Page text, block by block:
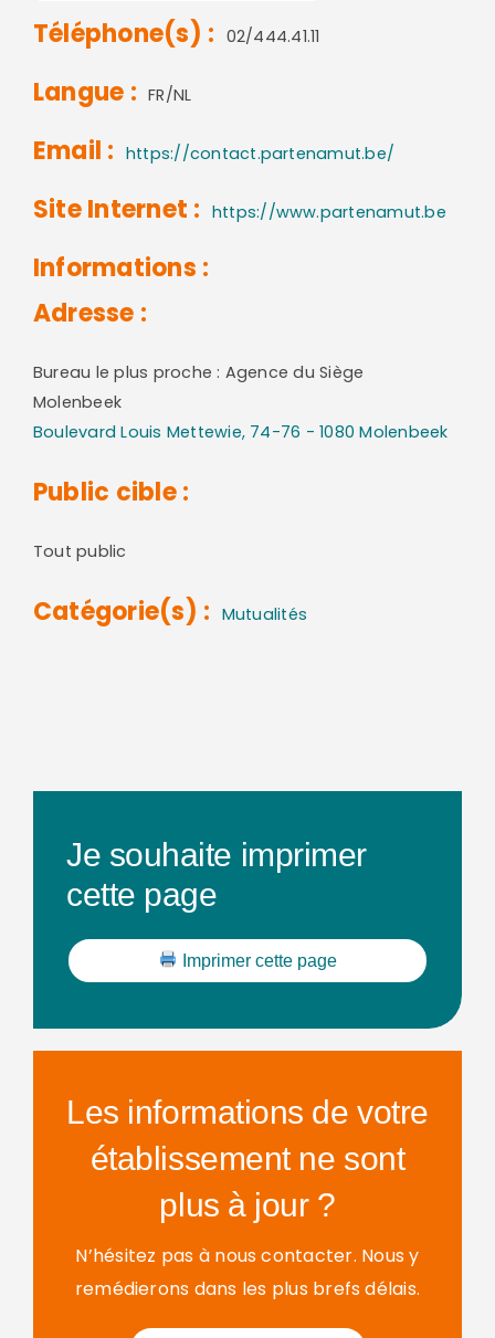
Téléphone(s) : 02/444.41.11
Langue : FR/NL
Email : https://contact.partenamut.be/
Site Internet : https://www.partenamut.be
Informations :
Adresse :
Bureau le plus proche : Agence du Siège
Molenbeek
Boulevard Louis Mettewie, 74-76 - 1080 Molenbeek
Public cible :
Tout public
Catégorie(s) : Mutualités
Je souhaite imprimer
cette page
Imprimer cette page
Les informations de votre
établissement ne sont
plus à jour ?
N’hésitez pas à nous contacter. Nous y
remédierons dans les plus brefs délais.